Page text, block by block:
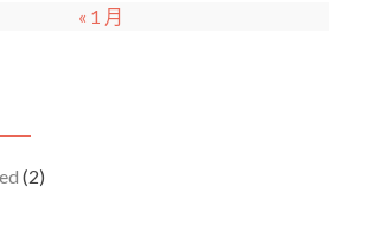
« 1 月
(2)